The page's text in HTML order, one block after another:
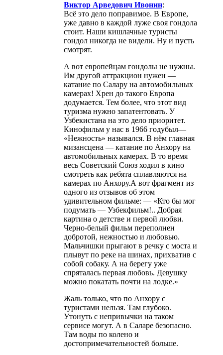
Виктор Арведович Ивонин:
Всё это дело поправимое. В Европе,
уже давно в каждой луже своя гондола
стоит. Наши кишлачные туристы
гондол никогда не видели. Ну и пусть
смотрят.
А вот европейцам гондолы не нужны.
Им другой аттракцион нужен —
катание по Салару на автомобильных
камерах! Хрен до такого Европа
додумается. Тем более, что этот вид
туризма нужно запатентовать. У
Узбекистана на это дело приоритет.
Кинофильм у нас в 1966 годубыл—
«Нежность» назывался. В нём главная
мизансцена — катание по Анхору на
автомобильных камерах. В то время
весь Советский Союз ходил в кино
смотреть как ребята сплавляются на
камерах по Анхору.А вот фрагмент из
одного из отзывов об этом
удивительном фильме: — «Кто бы мог
подумать — Узбекфильм!.. Добрая
картина о детстве и первой любви.
Черно-белый фильм переполнен
добротой, нежностью и любовью.
Мальчишки прыгают в речку с моста и
плывут по реке на шинах, прихватив с
собой собаку. А на берегу уже
спряталась первая любовь. Девушку
можно покатать почти на лодке.»
Жаль только, что по Анхору с
туристами нельзя. Там глубоко.
Утонуть с непривычки на таком
сервисе могут. А в Саларе безопасно.
Там воды по колено и
достопримечательностей больше.